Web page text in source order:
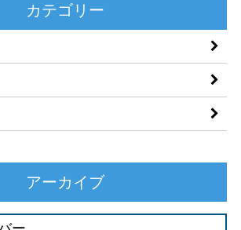
カテゴリー
アーカイブ